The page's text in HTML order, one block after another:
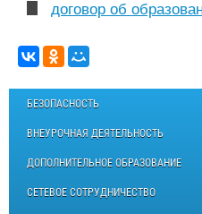
договор об
БЕЗОПАСНОСТЬ
ВНЕУРОЧНАЯ ДЕЯТЕЛЬНОСТЬ
ДОПОЛНИТЕЛЬНОЕ ОБРАЗОВАНИЕ
СЕТЕВОЕ СОТРУДНИЧЕСТВО